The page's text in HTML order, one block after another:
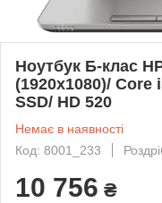
Ноутбук Б-клас
(1920x1080)/ Core
SSD/ HD 520
Немає в наявності
Код: 8001_233
10 756 ₴